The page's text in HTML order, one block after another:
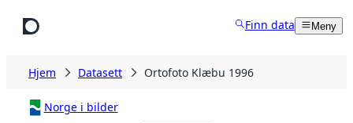
Finn data Meny
Hjem Datasett Ortofoto Klæbu 1996
Norge i bilder